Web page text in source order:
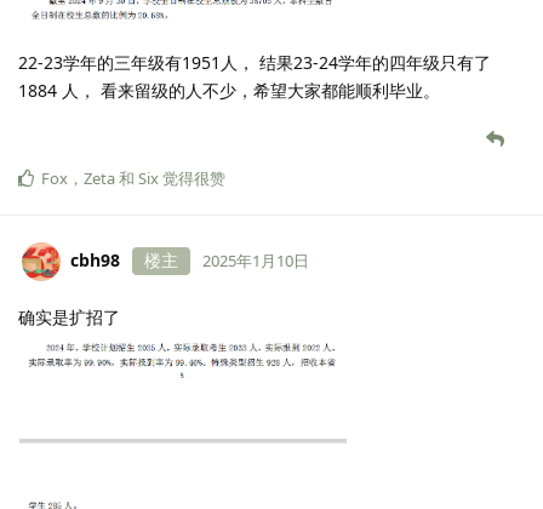
22-23学年的三年级有1951人， 结果23-24学年的四年级只有了
1884 人， 看来留级的人不少，希望大家都能顺利毕业。
Fox ， Zeta和 Six觉得很赞
cbh98 楼主 2025年1月10日
确实是扩招了